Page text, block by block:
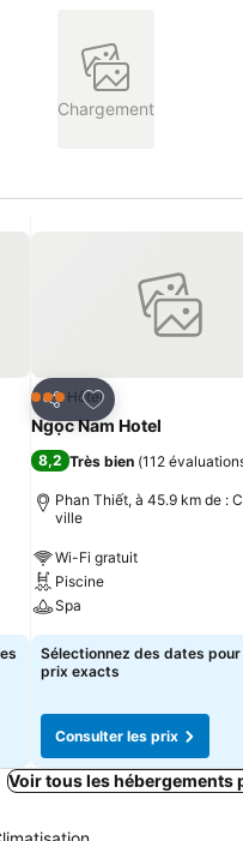
Chargement
Partager
Ajouter à mes
3 ÉtoilesHôtel
Ngọc Nam Hotel
8,2 Très bien (112
Phan Thiết, à 45.9 km de :
ville
Wi-Fi gratuit
Piscine
Spa
Sélectionnez des dates pour
prix exacts
Consulter les prix
Voir tous les hébergements